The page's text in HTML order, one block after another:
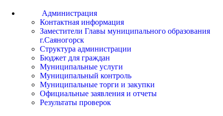
Администрация
Контактная информация
Заместители Главы муниципального образования
г.Саяногорск
Структура администрации
Бюджет для граждан
Муниципальные услуги
Муниципальный контроль
Муниципальные торги и закупки
Официальные заявления и отчеты
Результаты проверок